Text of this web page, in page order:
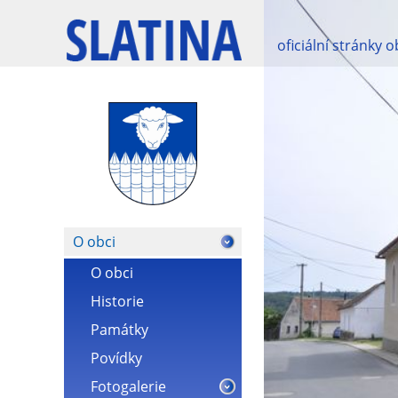
O obci
O obci
Historie
Památky
Povídky
Fotogalerie
oficiální stránky